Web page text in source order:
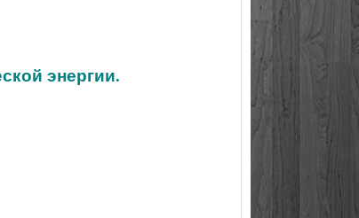
энергии.